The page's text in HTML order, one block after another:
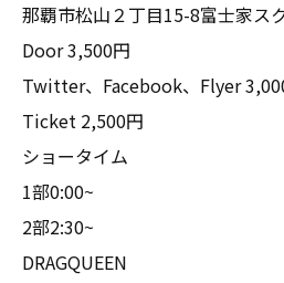
那覇市松山２丁目15-8富士家ス
Door 3,500円
Twitter、Facebook、Flyer
Ticket 2,500円
ショータイム
1部0:00~
2部2:30~
DRAGQUEEN